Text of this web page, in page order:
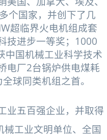
个国家，并创下了几
超临界火电机组成套
技进步一等奖；1000
中国机械工业科学技术
电厂2台锅炉供电煤耗
球同类机组之首。
业五百强企业，并取得
械工业文明单位、全国